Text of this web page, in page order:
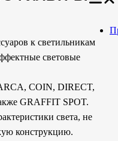
к светильникам
световые
COIN, DIRECT,
GRAFFIT SPOT.
света, не
конструкцию.